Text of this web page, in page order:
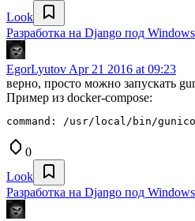
Look
Разработка на Django под
EgorLyutov Apr 21 2016 at 09:23
верно, просто можно запускать
Пример из docker-compose:
command: /usr/local/bin/
0
Look
Разработка на Django под